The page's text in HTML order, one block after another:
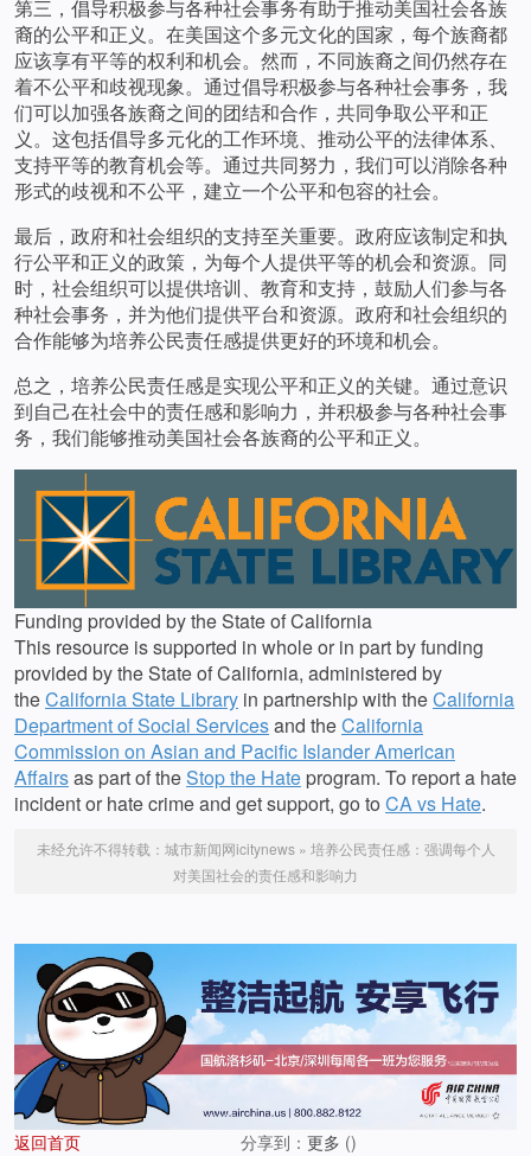
第三，倡导积极参与各种社会事务有助于推动美国社会各族
裔的公平和正义。在美国这个多元文化的国家，每个族裔都
应该享有平等的权利和机会。然而，不同族裔之间仍然存在
着不公平和歧视现象。通过倡导积极参与各种社会事务，我
们可以加强各族裔之间的团结和合作，共同争取公平和正
义。这包括倡导多元化的工作环境、推动公平的法律体系、
支持平等的教育机会等。通过共同努力，我们可以消除各种
形式的歧视和不公平，建立一个公平和包容的社会。
最后，政府和社会组织的支持至关重要。政府应该制定和执
行公平和正义的政策，为每个人提供平等的机会和资源。同
时，社会组织可以提供培训、教育和支持，鼓励人们参与各
种社会事务，并为他们提供平台和资源。政府和社会组织的
合作能够为培养公民责任感提供更好的环境和机会。
总之，培养公民责任感是实现公平和正义的关键。通过意识
到自己在社会中的责任感和影响力，并积极参与各种社会事
务，我们能够推动美国社会各族裔的公平和正义。
Funding provided by the State of California
This resource is supported in whole or in part by funding
provided by the State of California, administered by
theCalifornia State Library in partnership with theCalifornia
Department of Social Servicesand theCalifornia
Commission on Asian and Pacific Islander American
Affairsas part of theStop the Hate program. To report a hate
incident or hate crime and get support, go to CA vs Hate.
未经允许不得转载： 城市新闻网icitynews» 培养公民责任感：强调每个人
对美国社会的责任感和影响力
返回首页 分享到： 更多 ()